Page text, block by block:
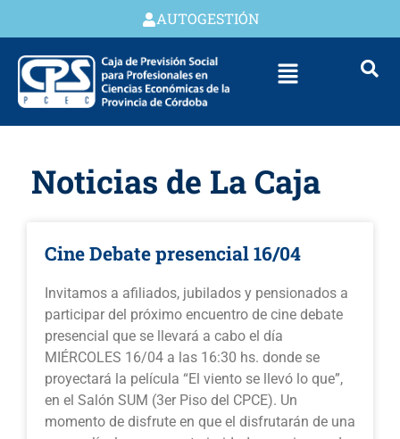
AUTOGESTIÓN
Noticias de La Caja
Cine Debate presencial 16/04
Invitamos a afiliados, jubilados y pensionados a
participar del próximo encuentro de cine debate
presencial que se llevará a cabo el día
MIÉRCOLES 16/04 a las 16:30 hs. donde se
proyectará la película “El viento se llevó lo que”,
en el Salón SUM (3er Piso del CPCE). Un
momento de disfrute en que el disfrutarán de una